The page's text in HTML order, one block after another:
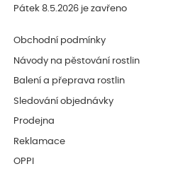
Pátek 8.5.2026 je zavřeno
Obchodní podmínky
Návody na pěstování rostlin
Balení a přeprava rostlin
Sledování objednávky
Prodejna
Reklamace
OPPI